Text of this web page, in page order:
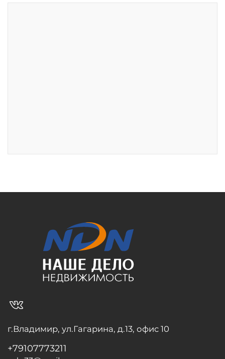
vk_in
г.Владимир, ул.Гагарина, д.13, офис 10
+79107773211